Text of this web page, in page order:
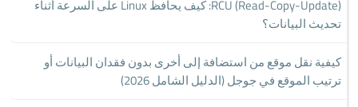
RCU (Read-Copy-Update): كيف يحافظ Linux على السرعة أثناء
تحديث البيانات؟
كيفية نقل موقع من استضافة إلى أخرى بدون فقدان البيانات أو
ترتيب الموقع في جوجل (الدليل الشامل 2026)